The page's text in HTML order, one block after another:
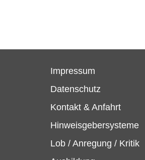
Impressum
Datenschutz
Kontakt & Anfahrt
Hinweisgebersysteme
Lob / Anregung / Kritik